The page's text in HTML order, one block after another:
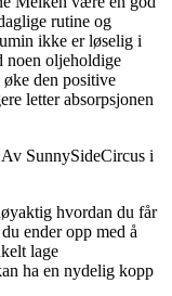
rutine og
ikke er løselig i
noen oljeholdige
den positive
letter absorpsjonen
SunnySideCircus i
hvordan du får
ender opp med å
lage
ha en nydelig kopp